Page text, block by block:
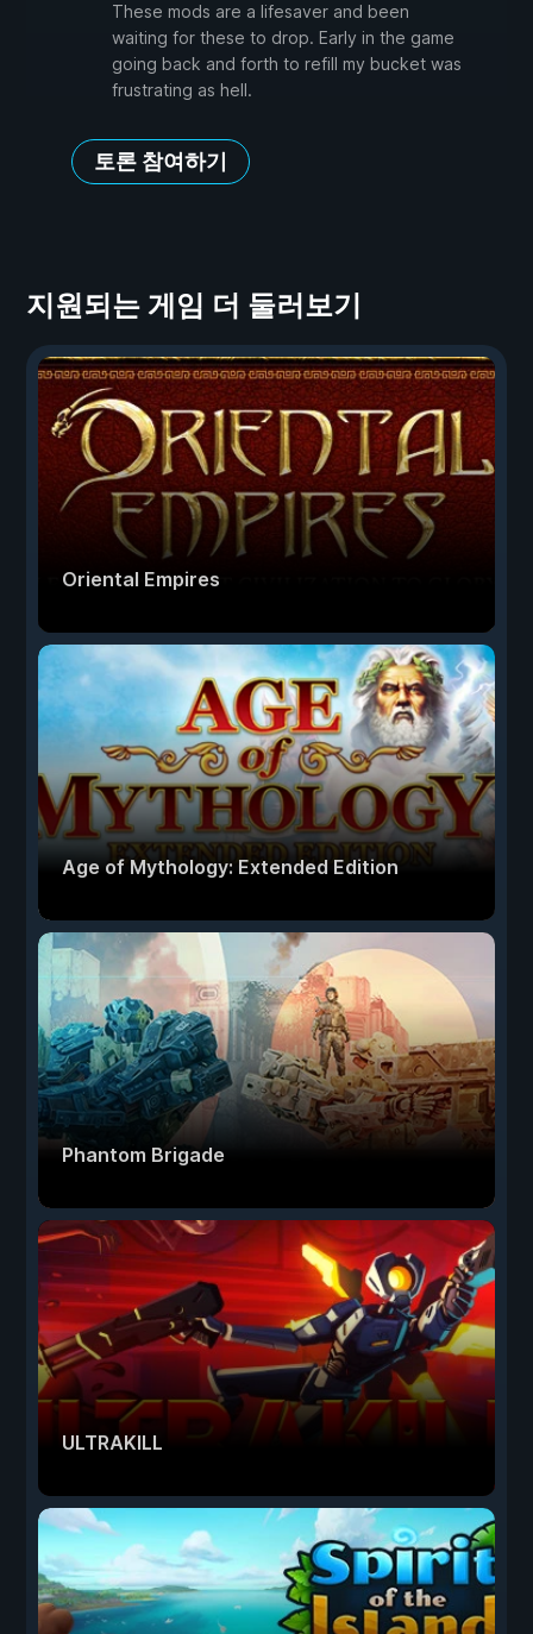
These mods are a lifesaver and been
waiting for these to drop. Early in the game
going back and forth to refill my bucket was
frustrating as hell.
토론 참여하기
지원되는 게임 더 둘러보기
Oriental Empires
Age of Mythology: Extended Edition
Phantom Brigade
ULTRAKILL